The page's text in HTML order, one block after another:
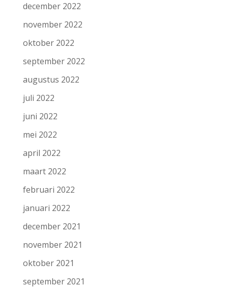
december 2022
november 2022
oktober 2022
september 2022
augustus 2022
juli 2022
juni 2022
mei 2022
april 2022
maart 2022
februari 2022
januari 2022
december 2021
november 2021
oktober 2021
september 2021